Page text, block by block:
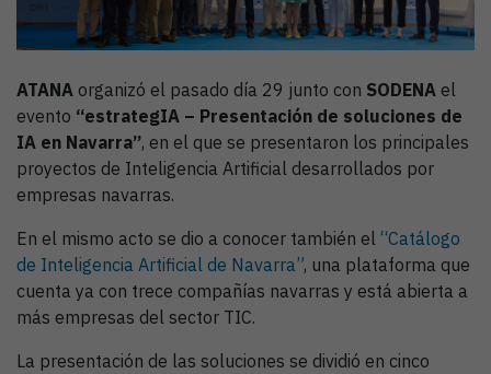
ATANA organizó el pasado día 29 junto con SODENA el
evento “estrategIA – Presentación de soluciones de
IA en Navarra”, en el que se presentaron los principales
proyectos de Inteligencia Artificial desarrollados por
empresas navarras.
En el mismo acto se dio a conocer también el “Catálogo
de Inteligencia Artificial de Navarra”, una plataforma que
cuenta ya con trece compañías navarras y está abierta a
más empresas del sector TIC.
La presentación de las soluciones se dividió en cinco